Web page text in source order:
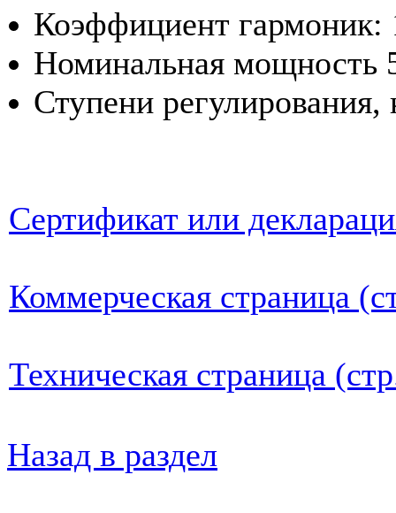
Коэффициент гармоник:
Номинальная мощность
Ступени регулирования,
Сертификат или
Коммерческая страница
Техническая страница
Назад в раздел